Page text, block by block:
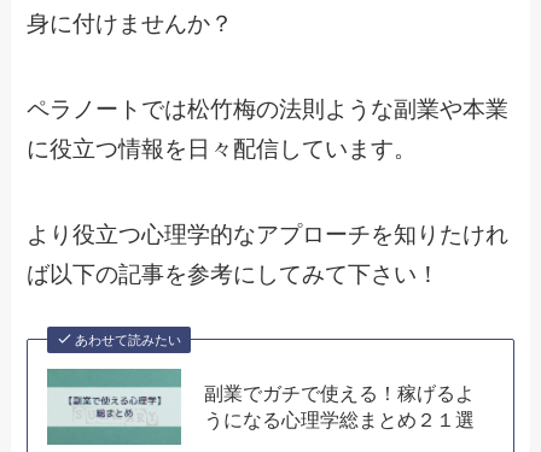
身に付けませんか？
ペラノートでは松竹梅の法則ような副業や本業
に役立つ情報を日々配信しています。
より役立つ心理学的なアプローチを知りたけれ
ば以下の記事を参考にしてみて下さい！
あわせて読みたい
副業でガチで使える！稼げるよ
うになる心理学総まとめ２１選